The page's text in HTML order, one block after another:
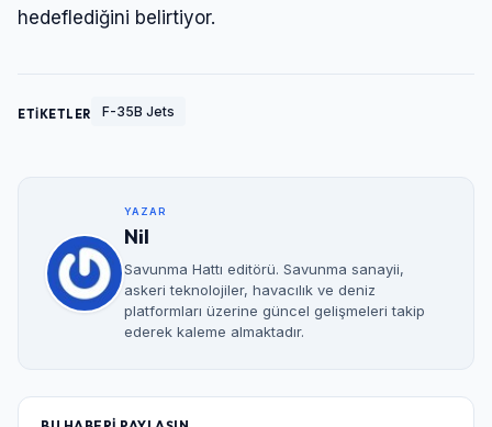
hedeflediğini belirtiyor.
ETİKETLER F-35B Jets
YAZAR
Nil
Savunma Hattı editörü. Savunma sanayii,
askeri teknolojiler, havacılık ve deniz
platformları üzerine güncel gelişmeleri takip
ederek kaleme almaktadır.